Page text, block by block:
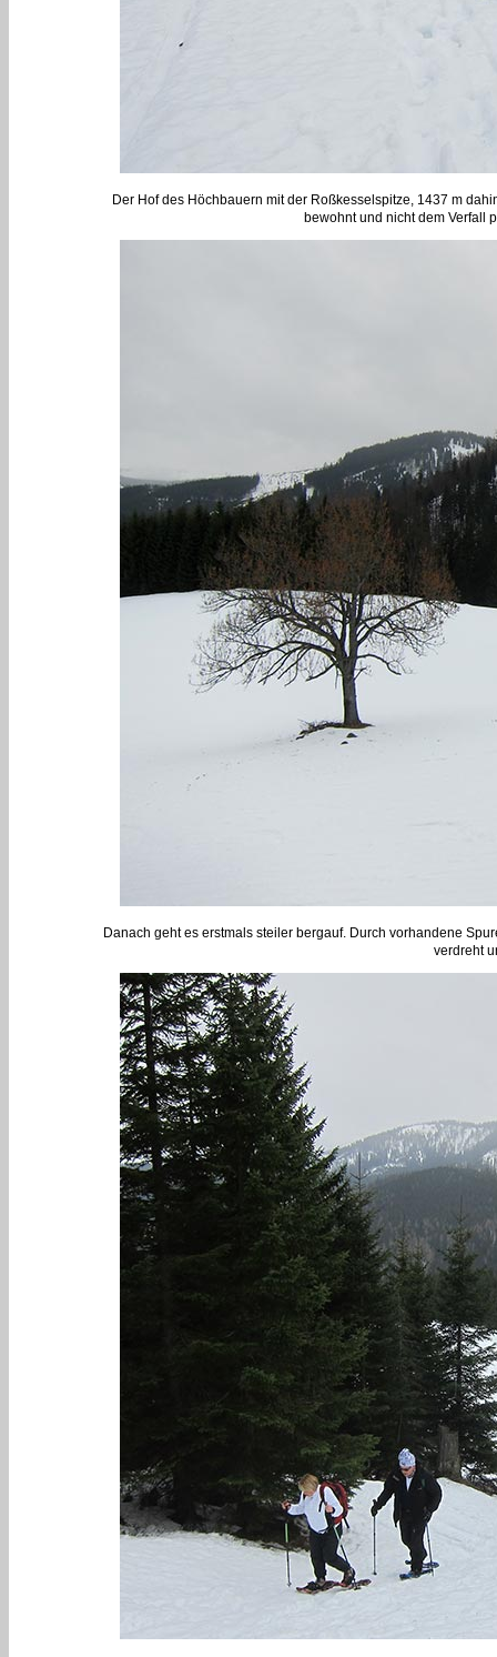
Der Hof des Höchbauern mit der Roßkesselspitze, 1437 m
bewohnt und nicht dem Verfall
Danach geht es erstmals steiler bergauf. Durch vorhandene
verdreht